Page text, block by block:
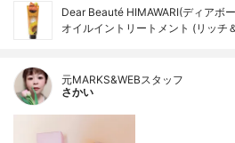
Dear Beauté HIMAWARI(ディアボ
オイルイントリートメント (リッチ
元MARKS&WEBスタッフ
さかい